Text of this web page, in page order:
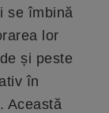
se îmbină
lor
și peste
în
Această